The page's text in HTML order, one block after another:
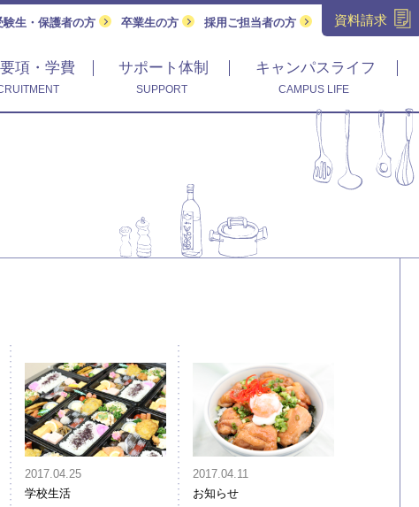
験生・保護者の方 卒業生の方 採用ご担当者の方 資料請求
項・学費 サポート体制
SUPPORT
キャンパスライフ
CAMPUS LIFE
2017.04.25
学校生活
2017.04.11
お知らせ